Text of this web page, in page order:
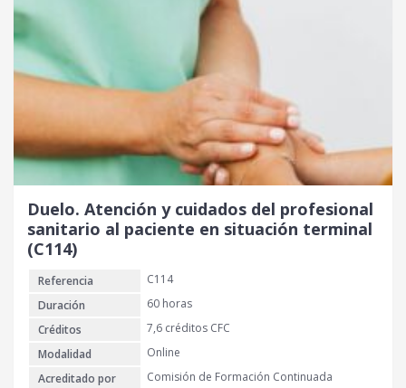
Duelo. Atención y cuidados del profesional
sanitario al paciente en situación terminal
(C114)
Referencia
C114
Duración
60 horas
Créditos
7,6 créditos CFC
Modalidad
Online
Acreditado por
Comisión de Formación Continuada